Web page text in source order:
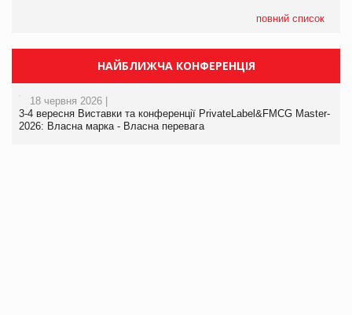
повний список
НАЙБЛИЖЧА КОНФЕРЕНЦІЯ
18 червня 2026 |
3-4 вересня Виставки та конференції PrivateLabel&FMCG Master-
2026: Власна марка - Власна перевага